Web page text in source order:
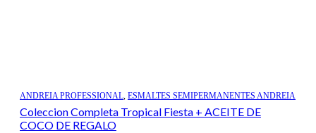
ANDREIA PROFESSIONAL, ESMALTES SEMIPERMANENTES ANDREIA
Coleccion Completa Tropical Fiesta + ACEITE DE
COCO DE REGALO